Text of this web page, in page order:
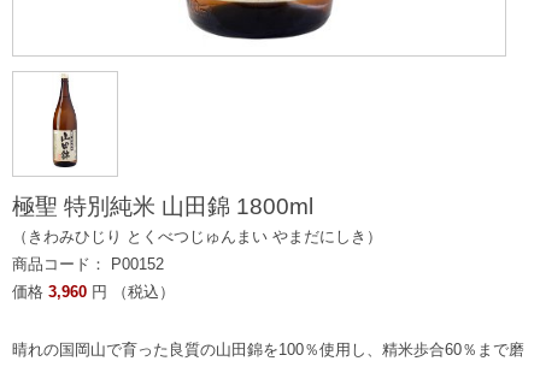
極聖 特別純米 山田錦 1800ml
（きわみひじり とくべつじゅんまい やまだにしき）
商品コード： P00152
価格 3,960 円 （税込）
晴れの国岡山で育った良質の山田錦を100％使用し、精米歩合60％まで磨